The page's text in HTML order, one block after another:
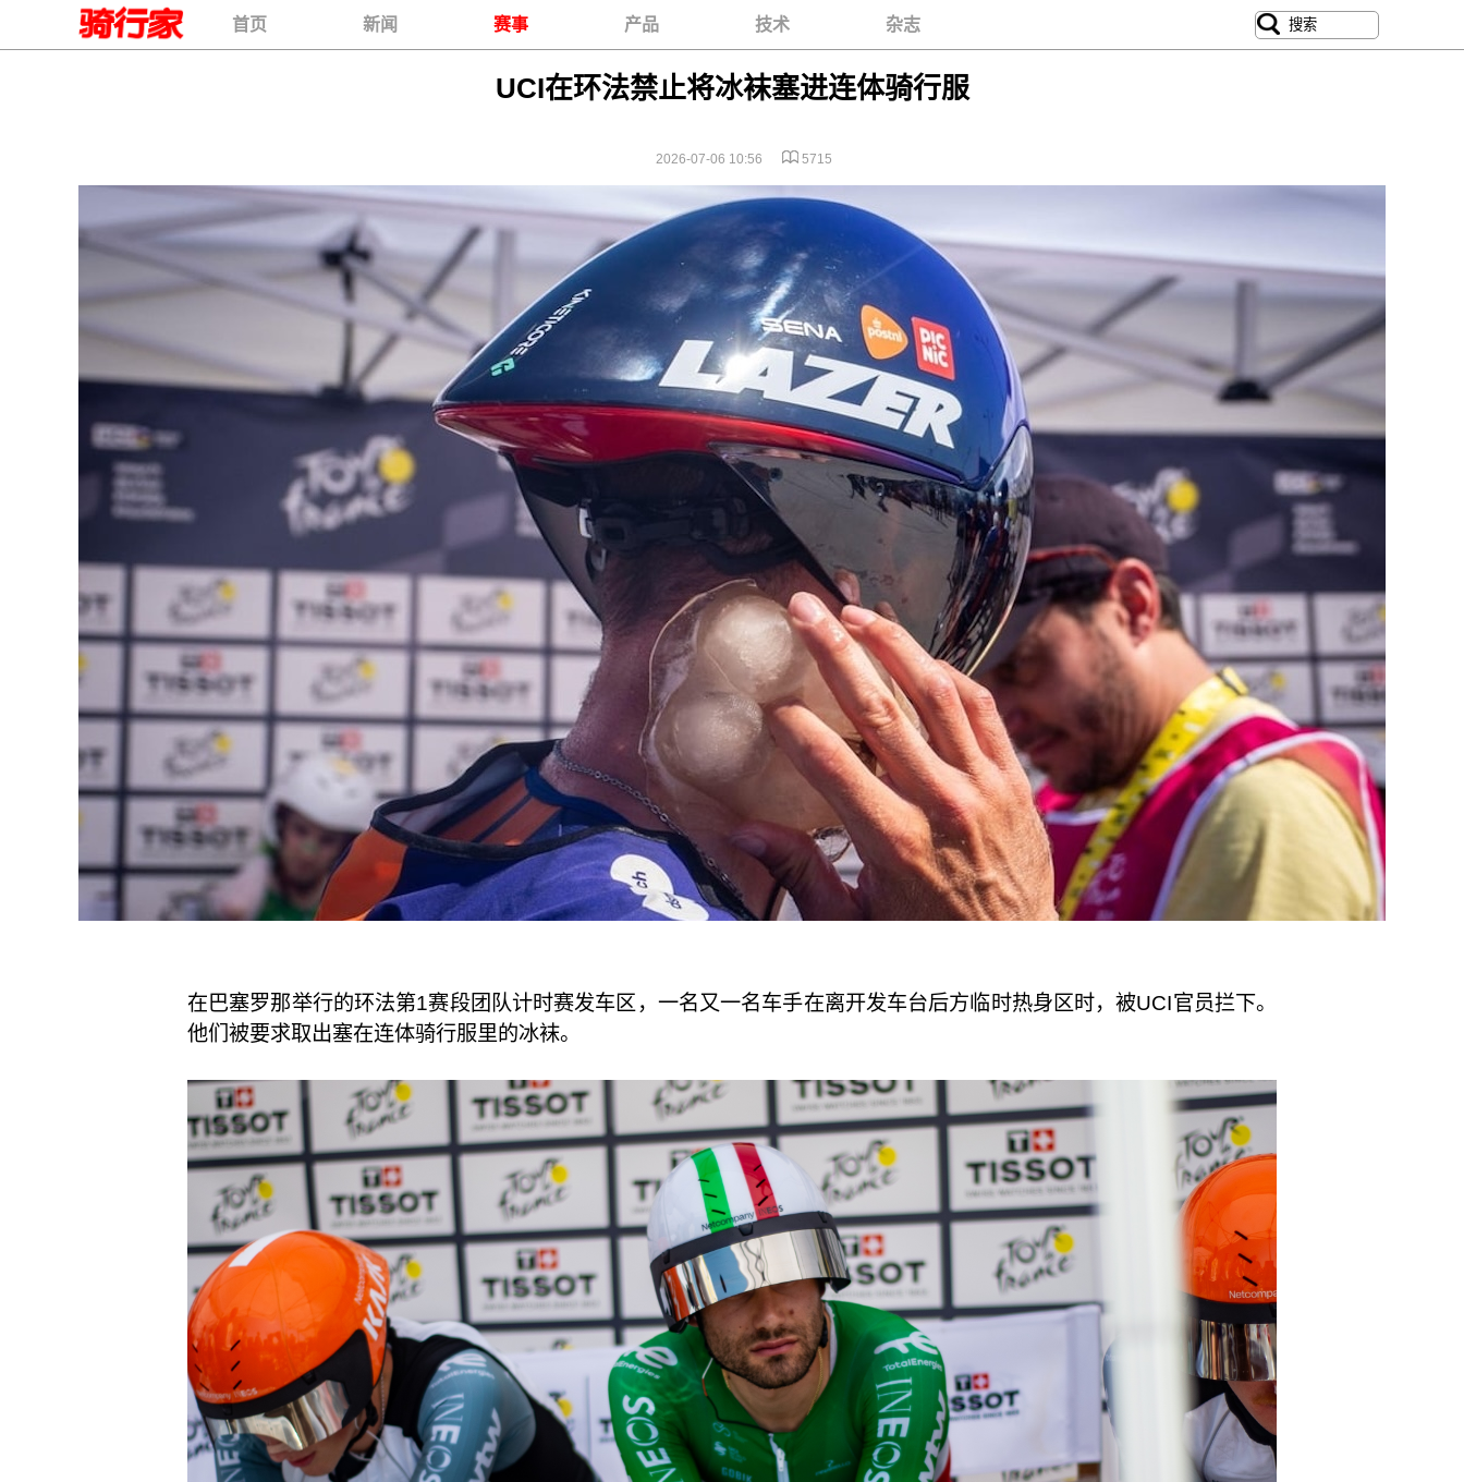
首页 新闻 赛事 产品 技术 杂志
UCI在环法禁止将冰袜塞进连体骑行服
2026-07-06 10:56 5715
在巴塞罗那举行的环法第1赛段团队计时赛发车区，一名又一名车手在离开发车台后方临时热身区时，被UCI官员拦下。
他们被要求取出塞在连体骑行服里的冰袜。